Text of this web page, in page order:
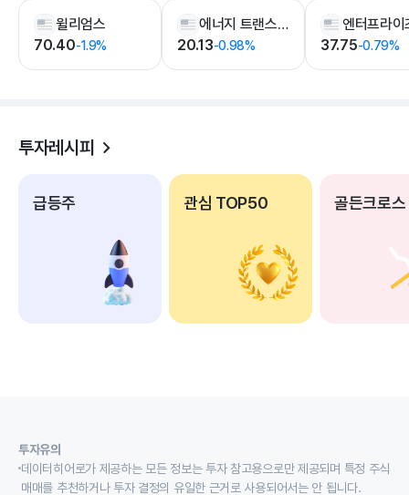
윌리엄스
70.40-1.9%
에너지 트랜스퍼
20.13-0.98% 37.75-0.79%
투자레시피
급등주 관심 TOP50 골든크로스
투자유의
데이터히어로가 제공하는 모든 정보는 투자 참고용으로만 제공되며 특정 주식
매매를 추천하거나 투자 결정의 유일한 근거로 사용되어서는 안 됩니다.